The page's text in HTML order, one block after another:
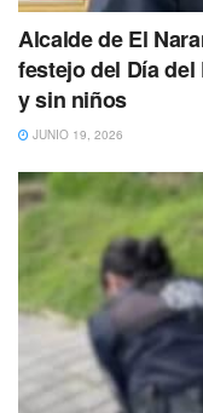
Alcalde de El
festejo del Día del
y sin niños
JUNIO 19, 2026